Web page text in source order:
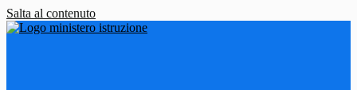
Salta al contenuto